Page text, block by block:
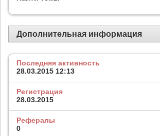
Дополнительная информация
Последняя активность
28.03.2015 12:13
Регистрация
28.03.2015
Рефералы
0